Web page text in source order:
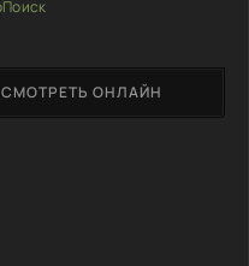
СМОТРЕТЬ ОНЛАЙН